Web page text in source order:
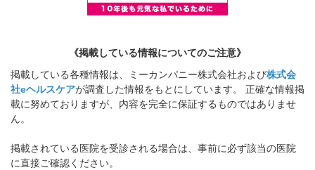
《掲載している情報についてのご注意》
掲載している各種情報は、ミーカンパニー株式会社および株式会
社eヘルスケアが調査した情報をもとにしています。 正確な情報掲
載に努めておりますが、内容を完全に保証するものではありませ
ん。
掲載されている医院を受診される場合は、事前に必ず該当の医院
に直接ご確認ください。